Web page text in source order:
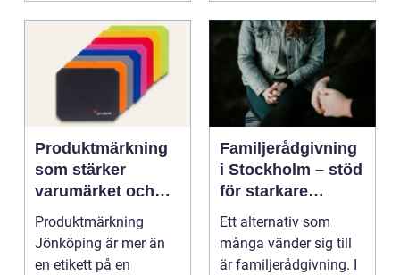
Produktmärkning
som stärker
varumärket och
underlättar
vardagen
Produktmärkning
Jönköping är mer än
en etikett på en
Familjerådgivning
i Stockholm – stöd
för starkare
relationer
Ett alternativ som
många vänder sig till
är familjerådgivning. I